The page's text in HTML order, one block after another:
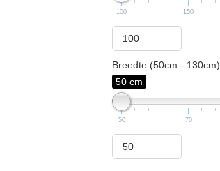
100 150
Breedte (50cm - 130cm)
50 cm
50 70